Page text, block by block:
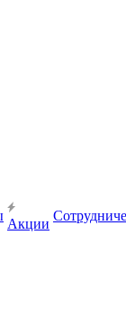
Акции